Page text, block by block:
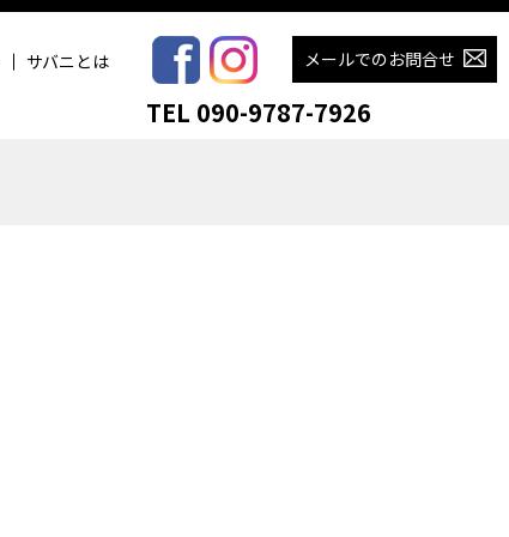
メールでのお問合せ
TEL 090-9787-7926
サバニとは